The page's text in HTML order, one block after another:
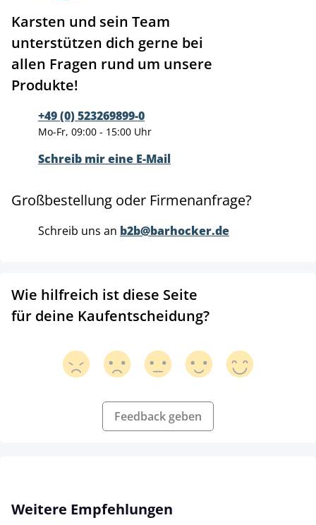
Karsten und sein Team
unterstützen dich gerne bei
allen Fragen rund um unsere
Produkte!
+49 (0) 523269899-0
Mo-Fr, 09:00 - 15:00 Uhr
Schreib mir eine E-Mail
Großbestellung oder Firmenanfrage?
Schreib uns an b2b@barhocker.de
Wie hilfreich ist diese Seite
für deine Kaufentscheidung?
Feedback geben
Produktgalerie überspringen
Weitere Empfehlungen